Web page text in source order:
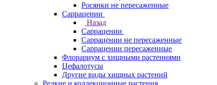
Росянки не пересаженные
Саррацении
Назад
Саррацении
Саррацении не пересаженные
Саррацении пересаженные
Флорариум с хищными растениями
Цефалотусы
Другие виды хищных растений
Редкие и коллекционные растения